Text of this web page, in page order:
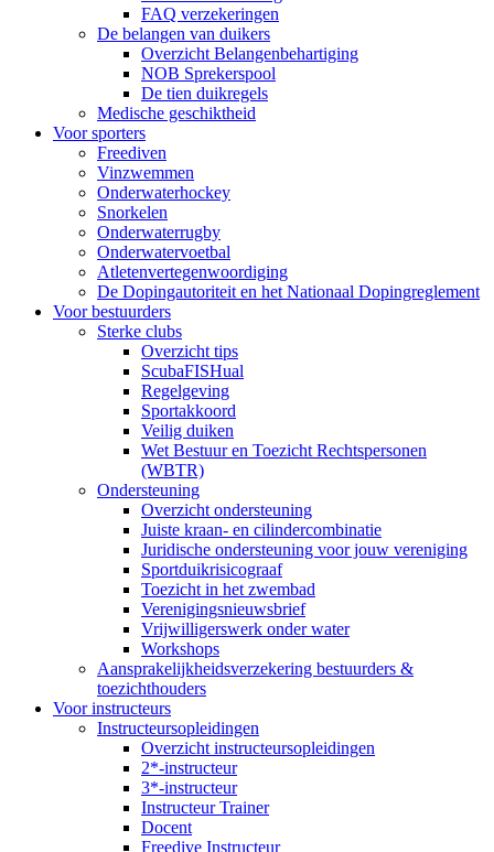
FAQ verzekeringen
De belangen van duikers
Overzicht Belangenbehartiging
NOB Sprekerspool
De tien duikregels
Medische geschiktheid
Voor sporters
Freediven
Vinzwemmen
Onderwaterhockey
Snorkelen
Onderwaterrugby
Onderwatervoetbal
Atletenvertegenwoordiging
De Dopingautoriteit en het Nationaal Dopingreglement
Voor bestuurders
Sterke clubs
Overzicht tips
ScubaFISHual
Regelgeving
Sportakkoord
Veilig duiken
Wet Bestuur en Toezicht Rechtspersonen
(WBTR)
Ondersteuning
Overzicht ondersteuning
Juiste kraan- en cilindercombinatie
Juridische ondersteuning voor jouw vereniging
Sportduikrisicograaf
Toezicht in het zwembad
Verenigingsnieuwsbrief
Vrijwilligerswerk onder water
Workshops
Aansprakelijkheidsverzekering bestuurders &
toezichthouders
Voor instructeurs
Instructeursopleidingen
Overzicht instructeursopleidingen
2*-instructeur
3*-instructeur
Instructeur Trainer
Docent
Freedive Instructeur